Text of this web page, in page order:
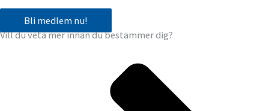
Bli medlem nu!
Vill du veta mer innan du bestämmer dig?